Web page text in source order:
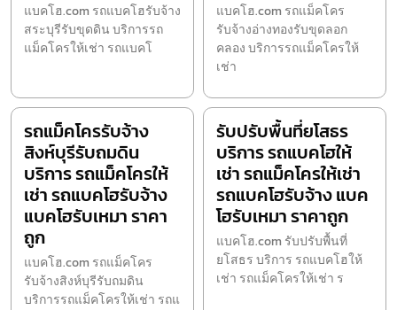
แบคโฮ.com รถแบคโฮรับจ้าง
สระบุรีรับขุดดิน บริการรถ
แม็คโครให้เช่า รถแบคโ
แบคโฮ.com รถแม็คโคร
รับจ้างอ่างทองรับขุดลอก
คลอง บริการรถแม็คโครให้
เช่า
รถแม็คโครรับจ้าง
สิงห์บุรีรับถมดิน
บริการ รถแม็คโครให้
เช่า รถแบคโฮรับจ้าง
แบคโฮรับเหมา ราคา
ถูก
แบคโฮ.com รถแม็คโคร
รับจ้างสิงห์บุรีรับถมดิน
บริการรถแม็คโครให้เช่า รถแ
รับปรับพื้นที่ยโสธร
บริการ รถแบคโฮให้
เช่า รถแม็คโครให้เช่า
รถแบคโฮรับจ้าง แบค
โฮรับเหมา ราคาถูก
แบคโฮ.com รับปรับพื้นที่
ยโสธร บริการ รถแบคโฮให้
เช่า รถแม็คโครให้เช่า ร